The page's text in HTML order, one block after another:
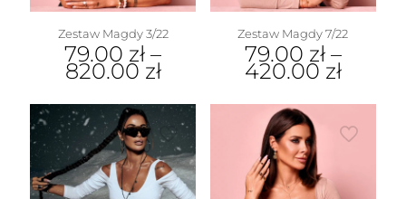
Zestaw Magdy 3/22
79.00 zł –
820.00 zł
Zestaw Magdy 7/22
79.00 zł–
420.00 zł